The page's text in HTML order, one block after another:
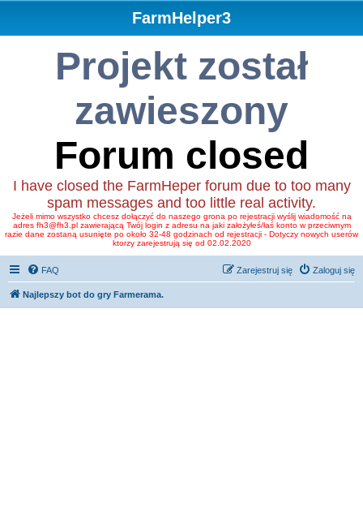
FarmHelper3
Projekt został
zawieszony
Forum closed
I have closed the FarmHeper forum due to too many
spam messages and too little real activity.
Jeżeli mimo wszystko chcesz dołączyć do naszego grona po rejestracji wyślij wiadomość na
adres fh3@fh3.pl zawierającą Twój login z adresu na jaki założyłeś/łaś konto w przeciwnym
razie dane zostaną usunięte po około 32-48 godzinach od rejestracji - Dotyczy nowych userów
ktorzy zarejestrują się od 02.02.2020
FAQ Zaloguj się
Zarejestruj się
Najlepszy bot do gry Farmerama.